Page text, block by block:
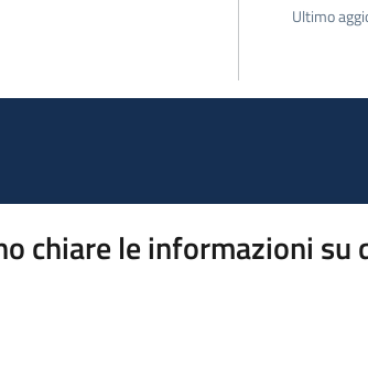
Ultimo
chiare le informazioni su